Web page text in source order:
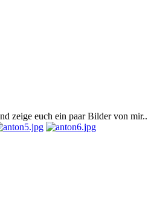
zeige euch ein paar Bilder von mir..